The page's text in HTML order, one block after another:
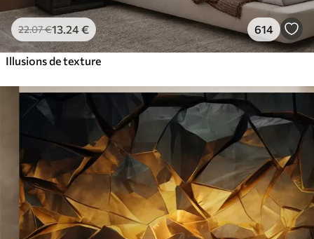
22.07€13 .24€ 614
Illusions de texture